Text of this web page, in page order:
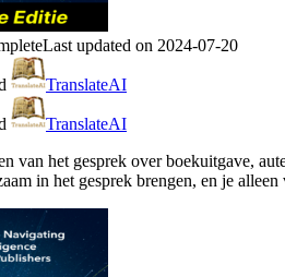
Last updated on 2024-07-20
TranslateAI
TranslateAI
van het gesprek over boekuitgave,
in het gesprek brengen, en je